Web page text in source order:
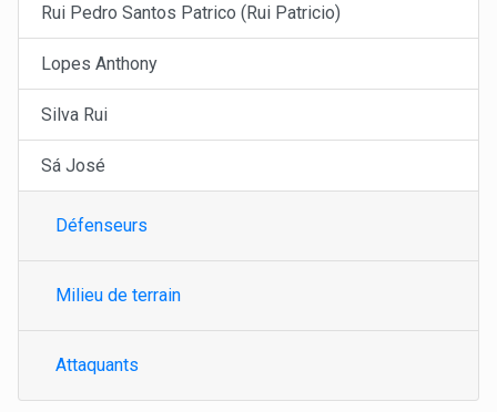
Rui Pedro Santos Patrico (Rui Patricio)
Lopes Anthony
Silva Rui
Sá José
Défenseurs
Milieu de terrain
Attaquants